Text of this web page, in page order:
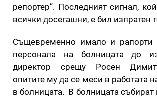
репортер”. Последният сигнал,
всички досегашни, е бил изпратен
Същевременно имало и рапорти
персонала на болницата до
директор срещу Росен
опитите му да се меси в работата
в болницата. В болницата събират